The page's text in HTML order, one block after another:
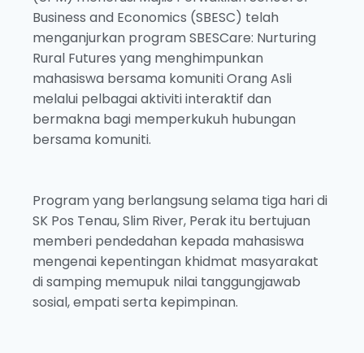
Business and Economics (SBESC) telah
menganjurkan program SBESCare: Nurturing
Rural Futures yang menghimpunkan
mahasiswa bersama komuniti Orang Asli
melalui pelbagai aktiviti interaktif dan
bermakna bagi memperkukuh hubungan
bersama komuniti.
Program yang berlangsung selama tiga hari di
SK Pos Tenau, Slim River, Perak itu bertujuan
memberi pendedahan kepada mahasiswa
mengenai kepentingan khidmat masyarakat
di samping memupuk nilai tanggungjawab
sosial, empati serta kepimpinan.